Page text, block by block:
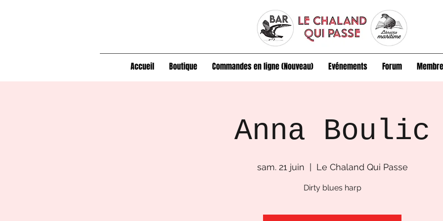
Accueil Boutique Commandes en ligne (Nouveau) Evénements Forum
Anna Boulic
sam. 21 juin Le Chaland Qui Passe
Dirty blues harp